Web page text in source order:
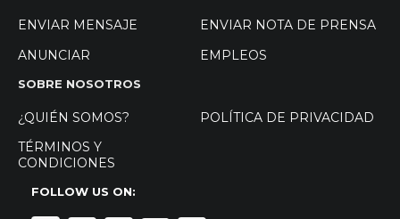
ENVIAR MENSAJE
ENVIAR NOTA DE PRENSA
ANUNCIAR
EMPLEOS
SOBRE NOSOTROS
¿QUIÉN SOMOS?
POLÍTICA DE PRIVACIDAD
TÉRMINOS Y
CONDICIONES
FOLLOW US ON: